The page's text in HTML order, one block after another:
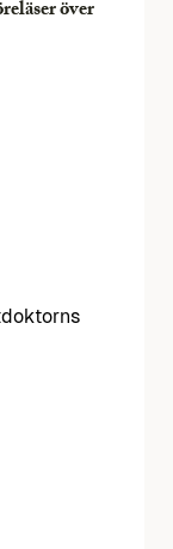
över